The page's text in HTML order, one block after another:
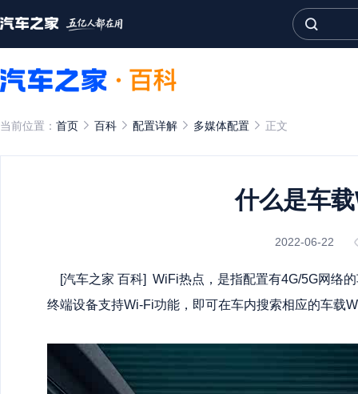
当前位置： 首页 百科 配置详解 多媒体配置 正文
什么是车
2022-06-22
[汽车之家 百科] WiFi热点，是指配置有4G/5G网络
终端设备支持Wi-Fi功能，即可在车内搜索相应的车载